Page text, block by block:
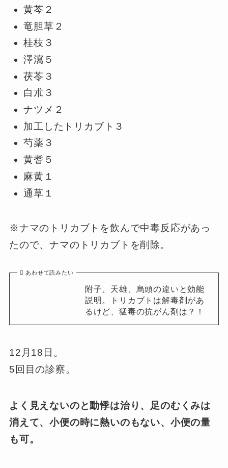
黄芩２
竜胆草２
桂枝３
澤瀉５
茯苓３
白朮３
ナツメ２
加工したトリカブト３
芍薬３
黄耆５
麻黄１
通草１
※ナマのトリカブトを飲んで中毒反応があっ
たので、ナマのトリカブトを削除。
あわせて読みたい
附子、天雄、烏頭の違いと効能
説明。トリカブトは解毒剤があ
るけど、猛毒の抗がん剤は？！
12月18日。
5回目の診察。
よく見えないのと動悸は治り、足のむくみは
消えて、小便の時に熱いのもない、小便の量
も可。